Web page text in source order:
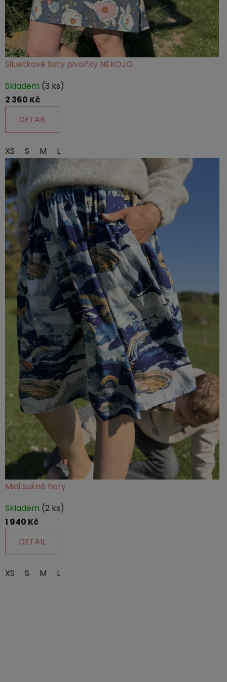
Siluetkové šaty pivoňky NEKOJO
Skladem (3 ks)
2 360 Kč
DETAIL
XS S M L
Midi sukně hory
hodnocení
produktu
5,0
z
Skladem (2 ks)
1 940 Kč
DETAIL
XS S M L